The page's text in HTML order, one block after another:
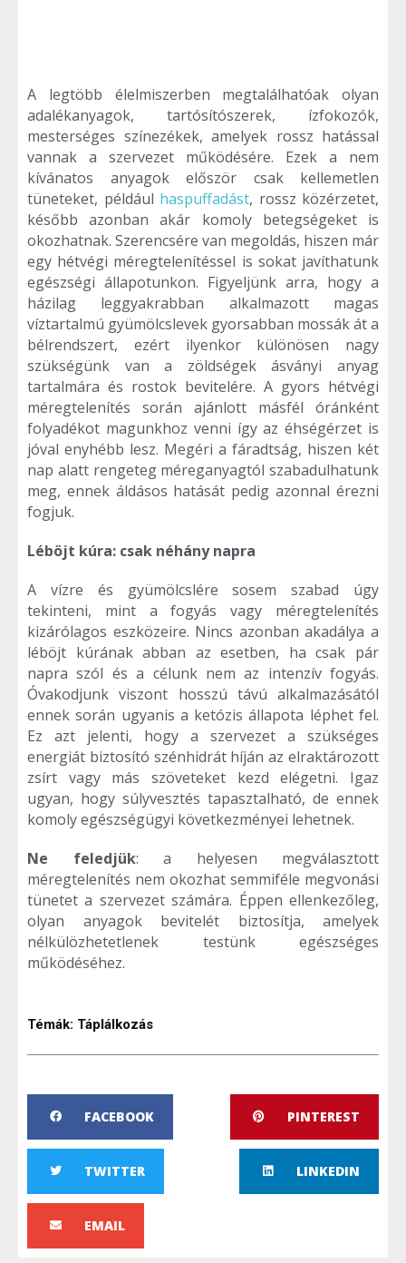
A legtöbb élelmiszerben megtalálhatóak olyan
adalékanyagok, tartósítószerek, ízfokozók,
mesterséges színezékek, amelyek rossz hatással
vannak a szervezet működésére. Ezek a nem
kívánatos anyagok először csak kellemetlen
tüneteket, például haspuffadást, rossz közérzetet,
később azonban akár komoly betegségeket is
okozhatnak. Szerencsére van megoldás, hiszen már
egy hétvégi méregtelenítéssel is sokat javíthatunk
egészségi állapotunkon. Figyeljünk arra, hogy a
házilag leggyakrabban alkalmazott magas
víztartalmú gyümölcslevek gyorsabban mossák át a
bélrendszert, ezért ilyenkor különösen nagy
szükségünk van a zöldségek ásványi anyag
tartalmára és rostok bevitelére. A gyors hétvégi
méregtelenítés során ajánlott másfél óránként
folyadékot magunkhoz venni így az éhségérzet is
jóval enyhébb lesz. Megéri a fáradtság, hiszen két
nap alatt rengeteg méreganyagtól szabadulhatunk
meg, ennek áldásos hatását pedig azonnal érezni
fogjuk.
Léböjt kúra: csak néhány napra
A vízre és gyümölcslére sosem szabad úgy
tekinteni, mint a fogyás vagy méregtelenítés
kizárólagos eszközeire. Nincs azonban akadálya a
léböjt kúrának abban az esetben, ha csak pár
napra szól és a célunk nem az intenzív fogyás.
Óvakodjunk viszont hosszú távú alkalmazásától
ennek során ugyanis a ketózis állapota léphet fel.
Ez azt jelenti, hogy a szervezet a szükséges
energiát biztosító szénhidrát híján az elraktározott
zsírt vagy más szöveteket kezd elégetni. Igaz
ugyan, hogy súlyvesztés tapasztalható, de ennek
komoly egészségügyi következményei lehetnek.
Ne feledjük: a helyesen megválasztott
méregtelenítés nem okozhat semmiféle megvonási
tünetet a szervezet számára. Éppen ellenkezőleg,
olyan anyagok bevitelét biztosítja, amelyek
nélkülözhetetlenek testünk egészséges
működéséhez.
Témák: Táplálkozás
FACEBOOK PINTEREST
TWITTER LINKEDIN
EMAIL